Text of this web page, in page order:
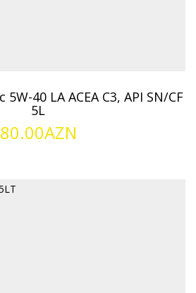
5W-40 LA ACEA C3, API SN/CF
5L
80.00AZN